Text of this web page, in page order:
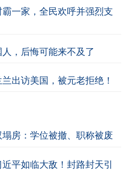
一家，全民欢呼并强烈支
，后悔可能来不及了
出访美国，被元老拒绝！
房：学位被撤、职称被废
平如临大敌！封路封天引